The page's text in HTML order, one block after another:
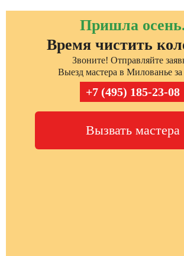
Пришла
Время чистить
Звоните! Отправляйте
Выезд мастера в Милованье за
+7 (495) 185-23-08
Вызвать мастера